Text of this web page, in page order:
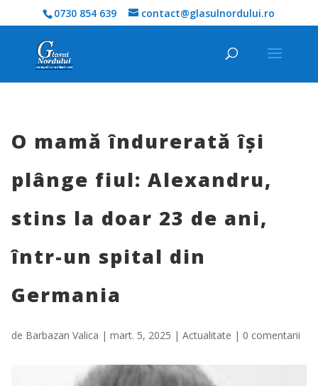
0730 854 639 contact@glasulnordului.ro
O mamă îndurerată își
plânge fiul: Alexandru,
stins la doar 23 de ani,
într-un spital din
Germania
de Barbazan Valica | mart. 5, 2025 | Actualitate | 0 comentarii